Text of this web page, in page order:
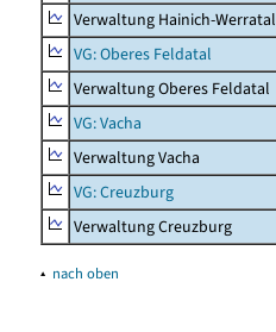
Verwaltung Hainich-Werratal
VG: Oberes Feldatal
Verwaltung Oberes Feldatal
VG: Vacha
Verwaltung Vacha
VG: Creuzburg
Verwaltung Creuzburg
▴ nach oben